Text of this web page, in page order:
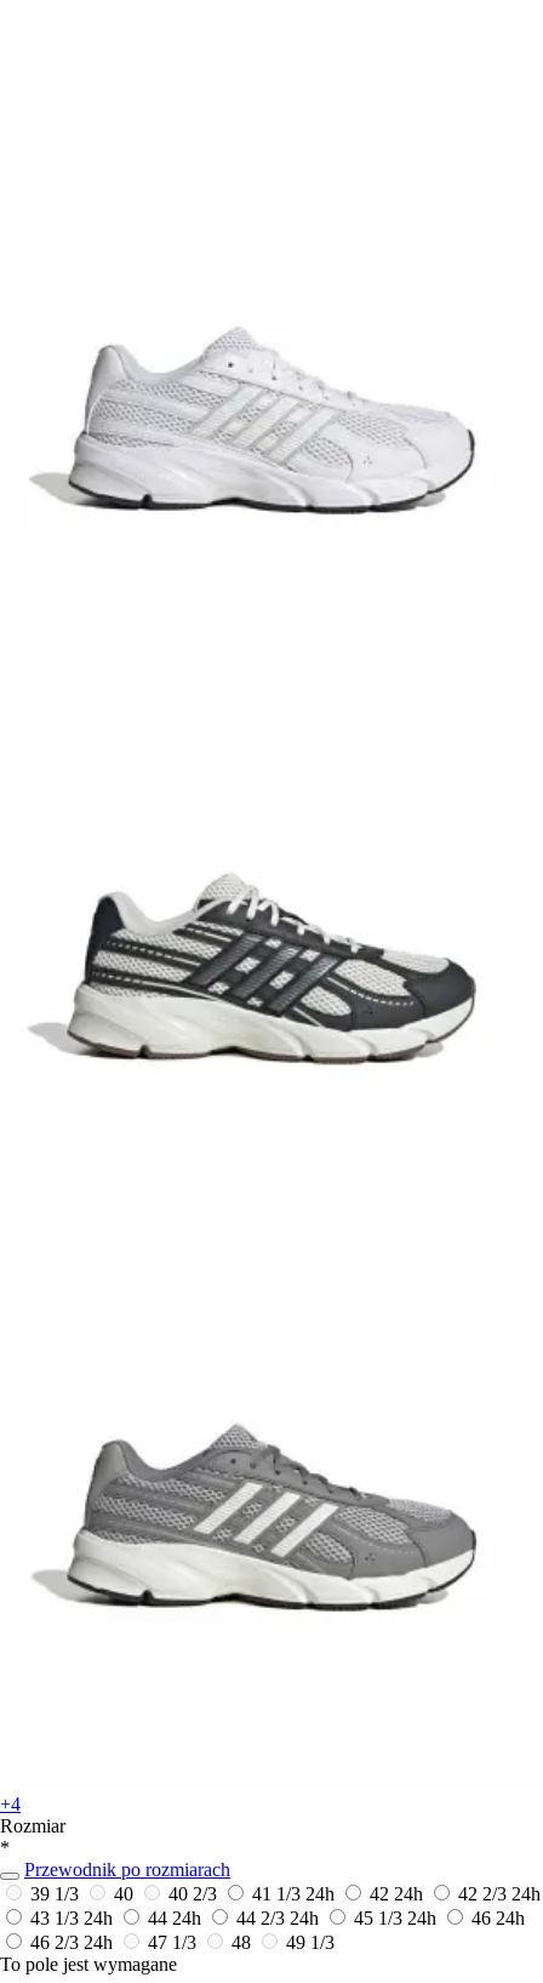
+4
Rozmiar
*
Przewodnik po rozmiarach
39 1/3
40 40 2/3 41 1/3 24h 42 24h 42 2/3 24h
43 1/3 24h 44 24h 44 2/3 24h 45 1/3 24h 46 24h
46 2/3 24h 47 1/3 48
49 1/3
To pole jest wymagane